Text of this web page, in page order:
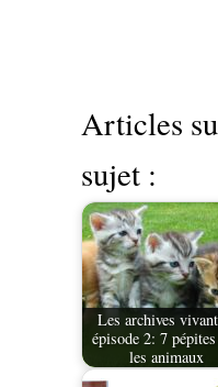
Articles
sujet :
Les archives
épisode 2: 7
les animaux